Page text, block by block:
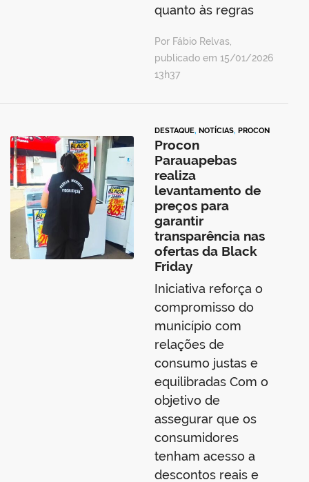
quanto às regras
Por Fábio Relvas,
publicado em 15/01/2026
13h37
DESTAQUE, NOTÍCIAS, PROCON
Procon
Parauapebas
realiza
levantamento de
preços para
garantir
transparência nas
ofertas da Black
Friday
Iniciativa reforça o
compromisso do
município com
relações de
consumo justas e
equilibradas Com o
objetivo de
assegurar que os
consumidores
tenham acesso a
descontos reais e